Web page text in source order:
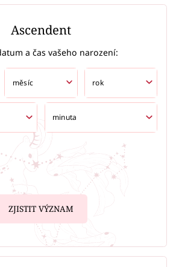
Ascendent
a čas vašeho narození:
ZJISTIT VÝZNAM